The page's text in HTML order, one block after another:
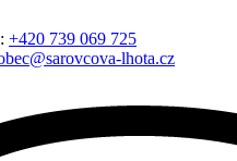
+420 739 069 725
lhota.cz